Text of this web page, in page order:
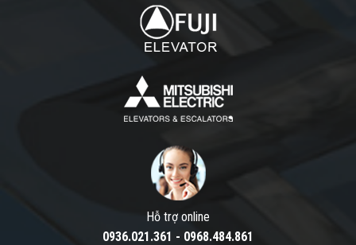
Hỗ trợ online
0936.021.361 - 0968.484.861